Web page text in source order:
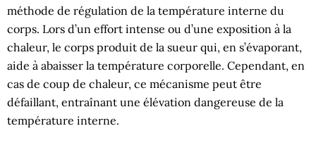
méthode de régulation de la température interne du
corps. Lors d’un effort intense ou d’une exposition à la
chaleur, le corps produit de la sueur qui, en s’évaporant,
aide à abaisser la température corporelle. Cependant, en
cas de coup de chaleur, ce mécanisme peut être
défaillant, entraînant une élévation dangereuse de la
température interne.